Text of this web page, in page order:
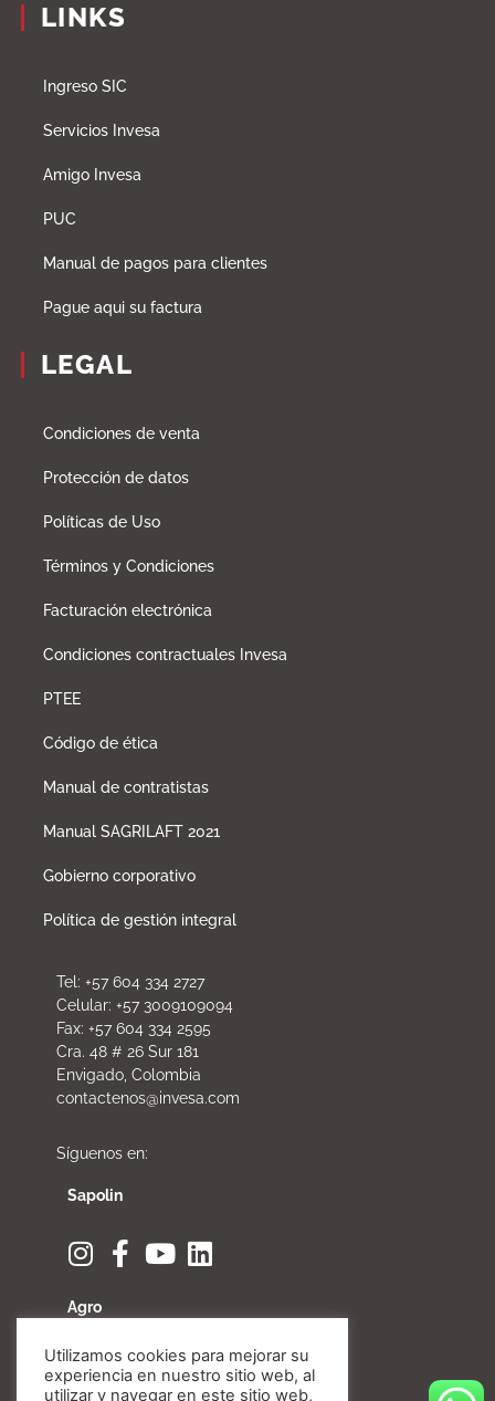
LINKS
Ingreso SIC
Servicios Invesa
Amigo Invesa
PUC
Manual de pagos para clientes
Pague aqui su factura
LEGAL
Condiciones de venta
Protección de datos
Políticas de Uso
Términos y Condiciones
Facturación electrónica
Condiciones contractuales Invesa
PTEE
Código de ética
Manual de contratistas
Manual SAGRILAFT 2021
Gobierno corporativo
Política de gestión integral
Tel: +57 604 334 2727
Celular: +57 3009109094
Fax: +57 604 334 2595
Cra. 48 # 26 Sur 181
Envigado, Colombia
contactenos@invesa.com
Síguenos en:
Sapolin
Agro
Utilizamos cookies para mejorar su
experiencia en nuestro sitio web, al
utilizar y navegar en este sitio web,